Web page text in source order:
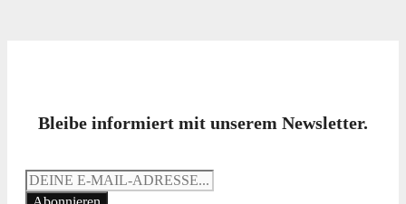
Bleibe informiert mit unserem Newsletter.